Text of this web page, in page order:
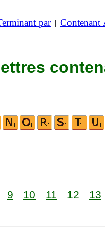
par| Contenant
9 10 11 12 13